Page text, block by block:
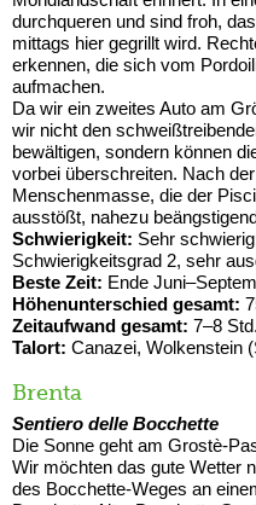
durchqueren und sind froh,
mittags hier gegrillt wird.
erkennen, die sich vom
aufmachen.
Da wir ein zweites Auto am
wir nicht den
bewältigen, sondern können
vorbei überschreiten. Nach
Menschenmasse, die der
ausstößt, nahezu
Schwierigkeit: Sehr
Schwierigkeitsgrad 2, sehr
Beste Zeit: Ende
Höhenunterschied gesamt:
Zeitaufwand gesamt: 7–8 Std.
Talort: Canazei, Wolkenstein
Brenta
Sentiero delle Bocchette
Die Sonne geht am Grostè-
Wir möchten das gute Wetter
des Bocchette-Weges an